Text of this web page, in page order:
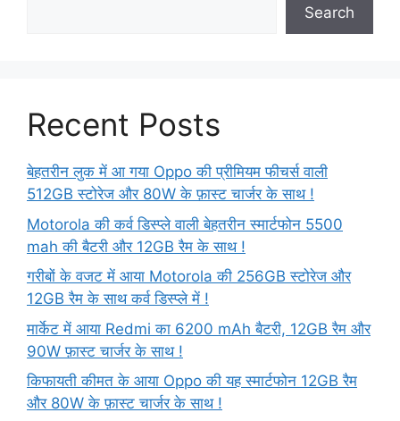
Search
Recent Posts
बेहतरीन लुक में आ गया Oppo की प्रीमियम फीचर्स वाली
512GB स्टोरेज और 80W के फ़ास्ट चार्जर के साथ !
Motorola की कर्व डिस्प्ले वाली बेहतरीन स्मार्टफोन 5500
mah की बैटरी और 12GB रैम के साथ !
गरीबों के वजट में आया Motorola की 256GB स्टोरेज और
12GB रैम के साथ कर्व डिस्प्ले में !
मार्केट में आया Redmi का 6200 mAh बैटरी, 12GB रैम और
90W फ़ास्ट चार्जर के साथ !
किफायती कीमत के आया Oppo की यह स्मार्टफोन 12GB रैम
और 80W के फ़ास्ट चार्जर के साथ !